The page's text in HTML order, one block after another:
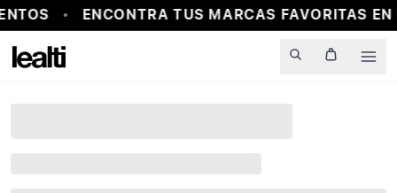
ENCONTRA TUS MARCAS FAVORITAS